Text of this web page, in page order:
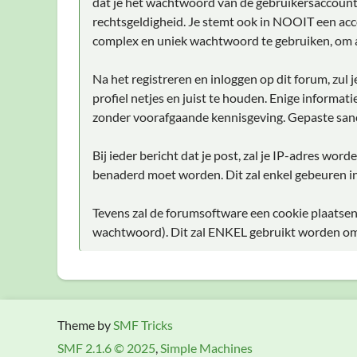
rechtsgeldigheid. Je stemt ook in NOOIT een
complex en uniek wachtwoord te gebruiken,
Na het registreren en inloggen op dit forum,
profiel netjes en juist te houden. Enige
zonder voorafgaande kennisgeving. Gepaste
Bij ieder bericht dat je post, zal je IP-adres
benaderd moet worden. Dit zal enkel gebeuren
Tevens zal de forumsoftware een cookie
wachtwoord). Dit zal ENKEL gebruikt worden
Theme bySMF Tricks
SMF 2.1.6 © 2025,Simple Machines